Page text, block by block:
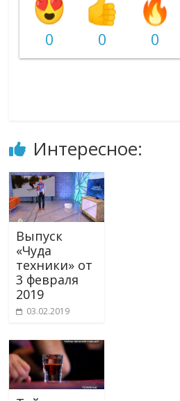
0 0 0
Интересное:
Выпуск
«Чуда
техники» от
3 февраля
2019
03.02.2019